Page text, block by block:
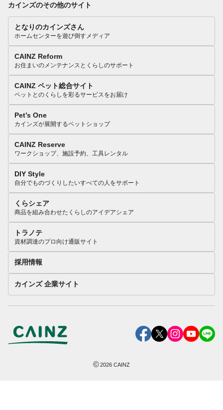
カインズのその他のサイト
となりのカインズさん
ホームセンターを遊び倒すメディア
CAINZ Reform
お住まいのメンテナンスとくらしのサポート
CAINZ ペット総合サイト
ペットとのくらしを彩るサービスをお届け
Pet’s One
カインズが展開するペットショップ
CAINZ Reserve
ワークショップ、施設予約、工具レンタル
DIY Style
自分でものづくりしたいすべての人をサポート
くらシェア
商品を組み合わせたくらしのアイデアシェア
トラノテ
資材調達のプロ向け通販サイト
採用情報
カインズ 企業サイト
©2026 CAINZ